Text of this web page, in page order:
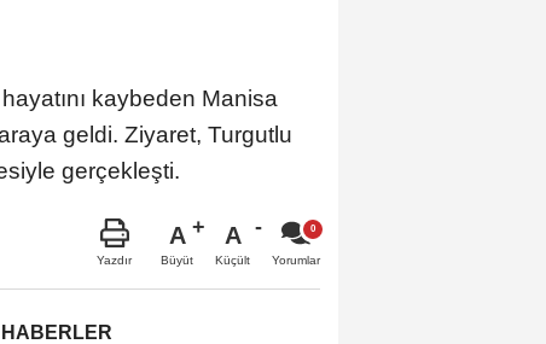
kaybeden Manisa
geldi. Ziyaret, Turgutlu
gerçekleşti.
Yazdır
A
Büyüt
A
Küçült Yorumlar